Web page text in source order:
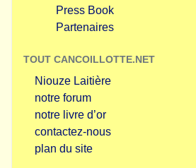
Press Book
Partenaires
TOUT CANCOILLOTTE.NET
Niouze Laitière
notre forum
notre livre d’or
contactez-nous
plan du site